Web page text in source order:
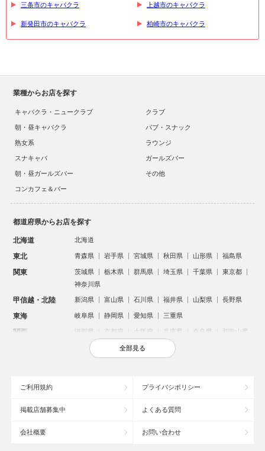
三条市のキャバクラ 上越市のキャバクラ
新発田市のキャバクラ 柏崎市のキャバクラ
業種からお店を探す
キャバクラ・ニュークラブ
クラブ
朝・昼キャバクラ
パブ・スナック
熟女系
ラウンジ
スナキャバ
ガールズバー
朝・昼ガールズバー
その他
コンカフェ＆バー
都道府県からお店を探す
北海道 北海道
東北 青森県 岩手県 宮城県 秋田県 山形県 福島県
関東 茨城県 栃木県 群馬県 埼玉県 千葉県
東京都
神奈川県
甲信越・北陸 新潟県 富山県 石川県 福井県 山梨県 長野県
東海 岐阜県 静岡県 愛知県 三重県
関西 滋賀県 京都府 大阪府 兵庫県 奈良県 和歌山県
鳥取県 島根県 岡山県 広島県
沖縄県
全部見る
ご利用規約 プライバシポリシー
掲載店舗募集中 よくある質問
会社概要 お問い合わせ